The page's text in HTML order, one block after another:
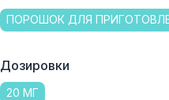
ПОРОШОК ДЛЯ
Дозировки
20 МГ